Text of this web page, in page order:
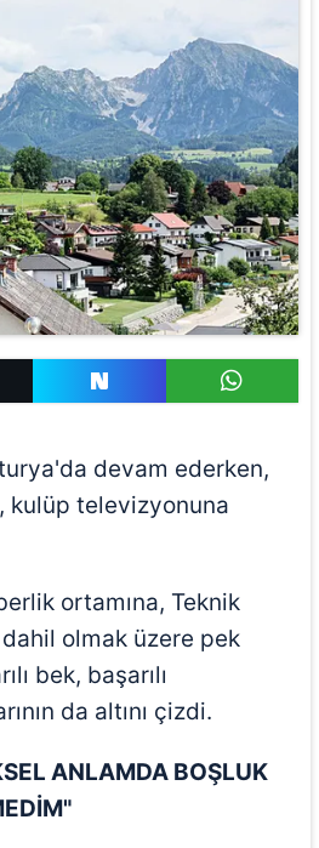
devam ederken,
, kulüp televizyonuna
ortamına, Teknik
olmak üzere pek
bek, başarılı
da altını çizdi.
ANLAMDA BOŞLUK